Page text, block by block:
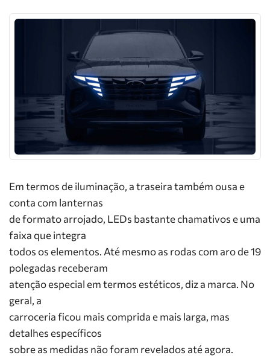
Em termos de iluminação, a traseira também ousa e
conta com lanternas
de formato arrojado, LEDs bastante chamativos e uma
faixa que integra
todos os elementos. Até mesmo as rodas com aro de 19
polegadas receberam
atenção especial em termos estéticos, diz a marca. No
geral, a
carroceria ficou mais comprida e mais larga, mas
detalhes específicos
sobre as medidas não foram revelados até agora.